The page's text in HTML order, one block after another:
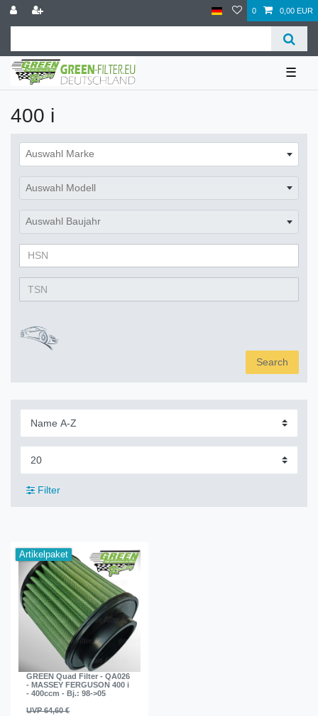
0 0,00 EUR
☰
400 i
Auswahl Marke
Auswahl Modell
Auswahl Baujahr
Search
Filter
Artikelpaket
GREEN Quad Filter - QA026
- MASSEY FERGUSON 400 i
- 400ccm - Bj.: 98->05
UVP 64,60 €